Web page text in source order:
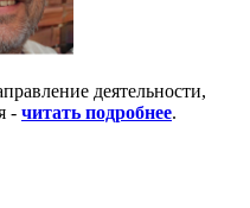
деятельности,
- читать подробнее.